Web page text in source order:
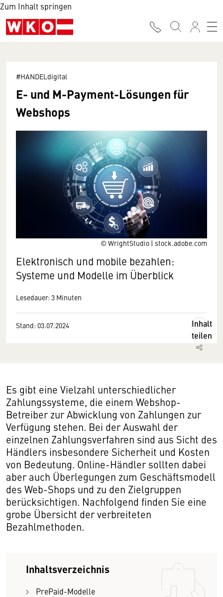
Zum Inhalt springen
© WrightStudio | stock.adobe.com
#HANDELdigital
E- und M-Payment-Lösungen für
Webshops
Elektronisch und mobile bezahlen:
Systeme und Modelle im Überblick
Lesedauer: 3 Minuten
Stand: 03.07.2024
Inhalt
teilen
Es gibt eine Vielzahl unterschiedlicher
Zahlungssysteme, die einem Webshop-
Betreiber zur Abwicklung von Zahlungen zur
Verfügung stehen. Bei der Auswahl der
einzelnen Zahlungsverfahren sind aus Sicht des
Händlers insbesondere Sicherheit und Kosten
von Bedeutung. Online-Händler sollten dabei
aber auch Überlegungen zum Geschäftsmodell
des Web-Shops und zu den Zielgruppen
berücksichtigen. Nachfolgend finden Sie eine
grobe Übersicht der verbreiteten
Bezahlmethoden.
Inhaltsverzeichnis
PrePaid-Modelle